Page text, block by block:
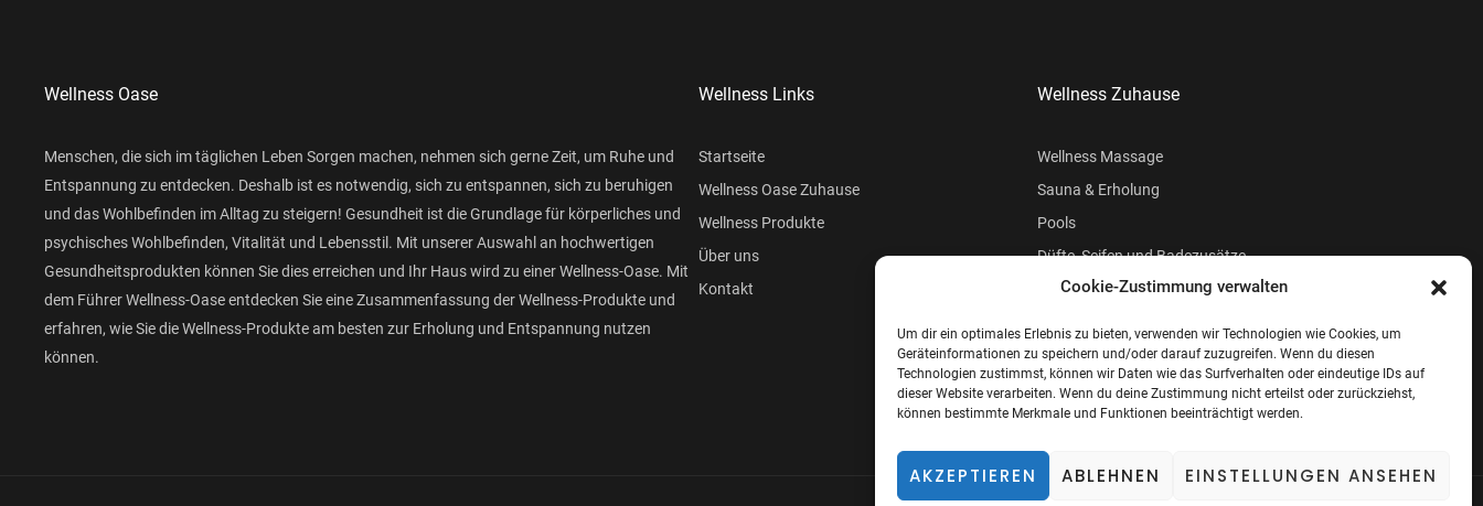
Cookie-Zustimmung verwalten
Um dir ein optimales Erlebnis zu bieten, verwenden wir Technologien wie Cookies, um
Geräteinformationen zu speichern und/oder darauf zuzugreifen. Wenn du diesen
Technologien zustimmst, können wir Daten wie das Surfverhalten oder eindeutige IDs auf
dieser Website verarbeiten. Wenn du deine Zustimmung nicht erteilst oder zurückziehst,
können bestimmte Merkmale und Funktionen beeinträchtigt werden.
AKZEPTIEREN ABLEHNEN EINSTELLUNGEN ANSEHEN
Wellness Oase
Menschen, die sich im täglichen Leben Sorgen machen, nehmen sich gerne Zeit, um Ruhe und
Entspannung zu entdecken. Deshalb ist es notwendig, sich zu entspannen, sich zu beruhigen
und das Wohlbefinden im Alltag zu steigern! Gesundheit ist die Grundlage für körperliches und
psychisches Wohlbefinden, Vitalität und Lebensstil. Mit unserer Auswahl an hochwertigen
Gesundheitsprodukten können Sie dies erreichen und Ihr Haus wird zu einer Wellness-Oase. Mit
dem Führer Wellness-Oase entdecken Sie eine Zusammenfassung der Wellness-Produkte und
erfahren, wie Sie die Wellness-Produkte am besten zur Erholung und Entspannung nutzen
können.
Wellness Links
Startseite
Wellness Oase Zuhause
Wellness Produkte
Über uns
Kontakt
Wellness Zuhause
Wellness Massage
Sauna & Erholung
Pools
Düfte, Seifen und Badezusätze
Beauty